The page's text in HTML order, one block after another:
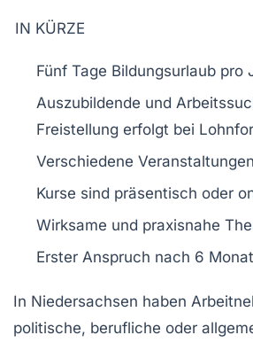
IN KÜRZE
Fünf Tage Bildungsurlaub pro
Auszubildende und
Freistellung erfolgt bei
Verschiedene
Kurse sind präsentisch oder
Wirksame und praxisnahe
Erster Anspruch nach 6
In Niedersachsen haben
politische, berufliche oder